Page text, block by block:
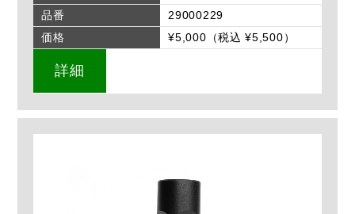
品番
29000229
価格
¥5,000（税込 ¥5,500）
詳細